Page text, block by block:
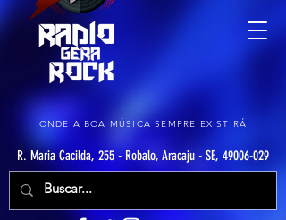
ONDE A BOA MÚSICA SEMPRE EXISTIRÁ
R. Maria Cacilda, 255 - Robalo, Aracaju - SE, 49006-029